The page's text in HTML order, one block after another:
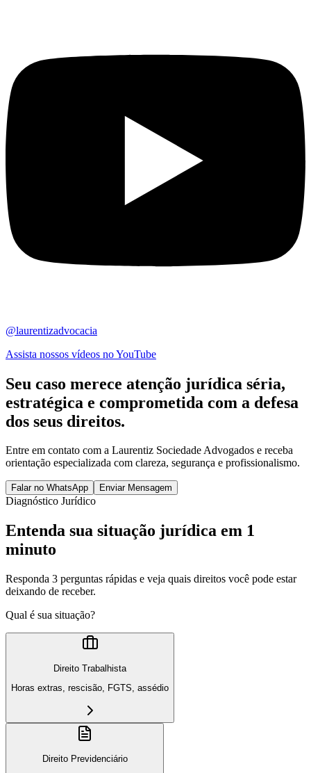
@laurentizadvocacia
Assista nossos vídeos no YouTube
Seu caso merece atenção jurídica séria,
estratégica e comprometida com a defesa
dos seus direitos.
Entre em contato com a Laurentiz Sociedade Advogados e receba
orientação especializada com clareza, segurança e profissionalismo.
Falar no WhatsApp Enviar Mensagem
Diagnóstico Jurídico
Entenda sua situação jurídica em 1
minuto
Responda 3 perguntas rápidas e veja quais direitos você pode estar
deixando de receber.
Qual é sua situação?
Direito Trabalhista
Horas extras, rescisão, FGTS, assédio
Direito Previdenciário